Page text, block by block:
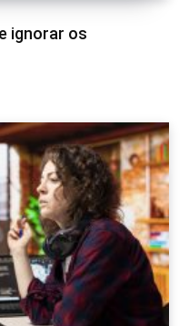
ignorar os